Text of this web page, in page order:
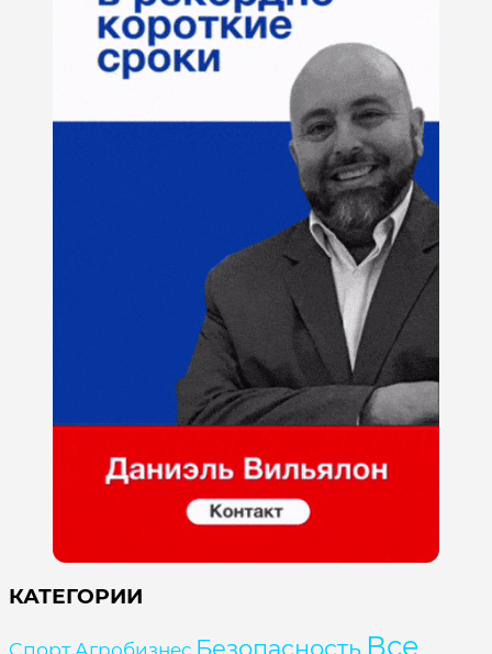
КАТЕГОРИИ
Безопасность Все